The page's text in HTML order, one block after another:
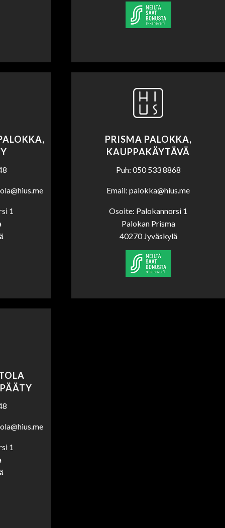
1
1
PRISMA PALOKKA,
KAUPPAKÄYTÄVÄ
Puh: 050 533 8868
Email: palokka@hius.me
Osoite: Palokannorsi 1
Palokan Prisma
40270 Jyväskylä